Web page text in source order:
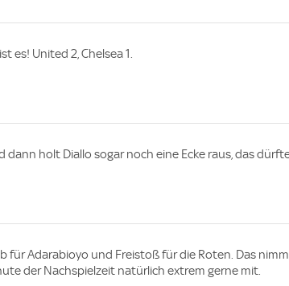
es! United 2, Chelsea 1.
dann holt Diallo sogar noch eine Ecke raus, das
für Adarabioyo und Freistoß für die Roten. Das
der Nachspielzeit natürlich extrem gerne mit.